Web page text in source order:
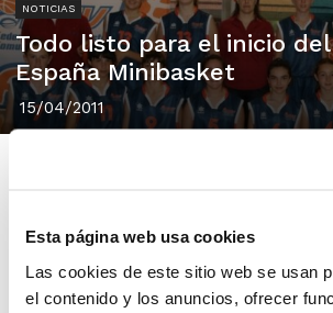
Esta página web usa cookies
Las cookies de este sitio web se usan
el contenido y los anuncios, ofrecer
NOTICIAS
Todo listo para el inicio
España Minibasket
15/04/2011
La Selección Alevín de la Comunidad
ya en Cádiz para disputar a partir de
Campeonato de España de